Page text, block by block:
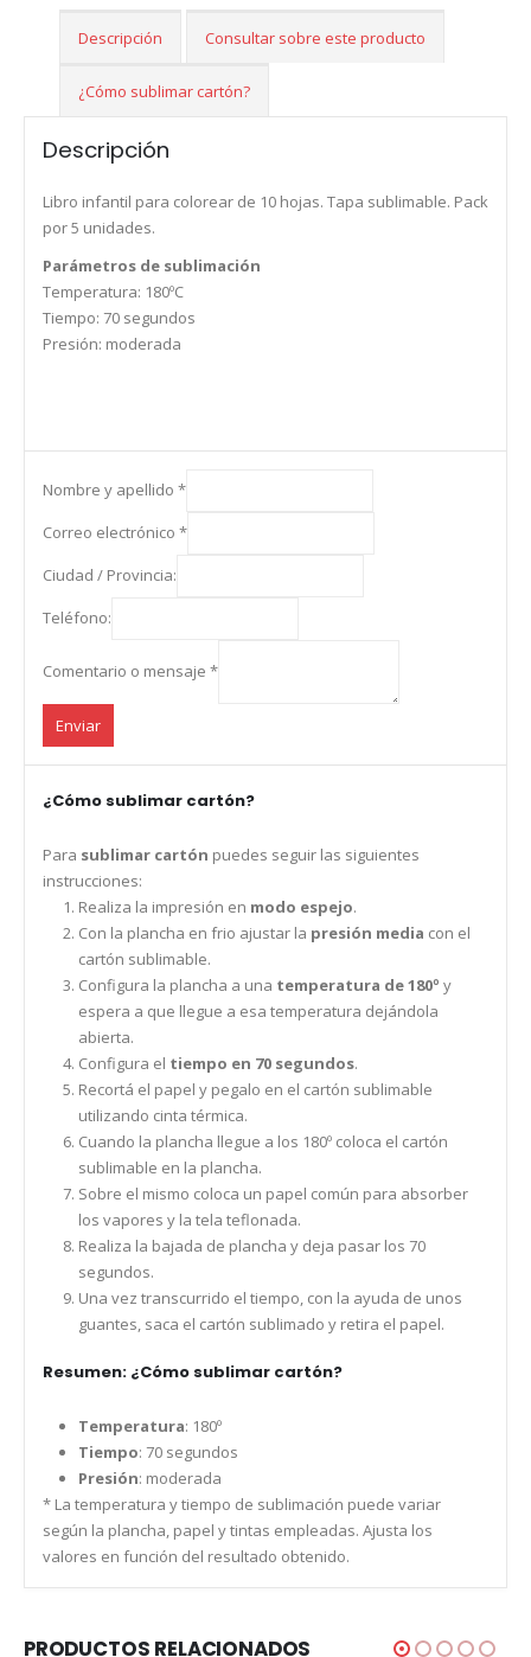
Descripción Consultar sobre este producto
¿Cómo sublimar cartón?
Descripción
Libro infantil para colorear de 10 hojas. Tapa sublimable. Pack
por 5 unidades.
Parámetros de sublimación
Temperatura: 180ºC
Tiempo: 70 segundos
Presión: moderada
Nombre y apellido *
Correo electrónico *
Ciudad / Provincia:
Teléfono:
Comentario o mensaje *
Enviar
¿Cómo sublimar cartón?
Para sublimar cartón puedes seguir las siguientes
instrucciones:
Realiza la impresión en modo espejo.
Con la plancha en frio ajustar la presión media con el
cartón sublimable.
Configura la plancha a una temperatura de 180º y
espera a que llegue a esa temperatura dejándola
abierta.
Configura el tiempo en 70 segundos.
Recortá el papel y pegalo en el cartón sublimable
utilizando cinta térmica.
Cuando la plancha llegue a los 180º coloca el cartón
sublimable en la plancha.
Sobre el mismo coloca un papel común para absorber
los vapores y la tela teflonada.
Realiza la bajada de plancha y deja pasar los 70
segundos.
Una vez transcurrido el tiempo, con la ayuda de unos
guantes, saca el cartón sublimado y retira el papel.
Resumen: ¿Cómo sublimar cartón?
Temperatura: 180º
Tiempo: 70 segundos
Presión: moderada
* La temperatura y tiempo de sublimación puede variar
según la plancha, papel y tintas empleadas. Ajusta los
valores en función del resultado obtenido.
PRODUCTOS RELACIONADOS